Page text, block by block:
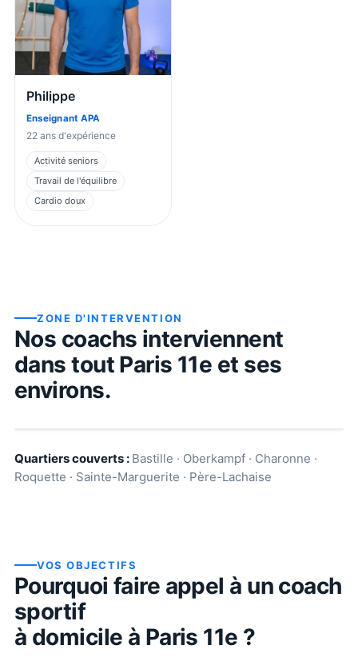
Philippe
Enseignant APA
22 ans d'expérience
Activité seniors
Travail de l'équilibre
Cardio doux
ZONE D'INTERVENTION
Nos coachs interviennent
dans tout Paris 11e et ses
environs.
Quartiers couverts : Bastille · Oberkampf · Charonne ·
Roquette · Sainte-Marguerite · Père-Lachaise
VOS OBJECTIFS
Pourquoi faire appel à un coach
sportif
à domicile à Paris 11e ?